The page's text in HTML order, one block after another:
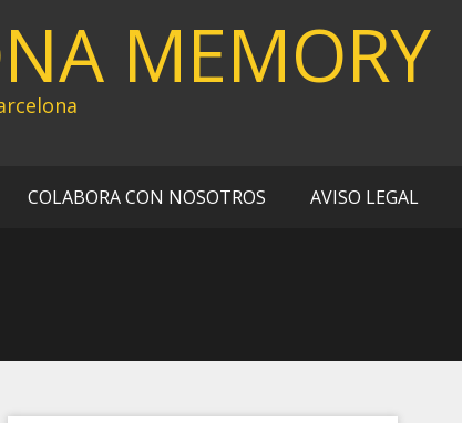
MEMORY
COLABORA CON NOSOTROS AVISO LEGAL